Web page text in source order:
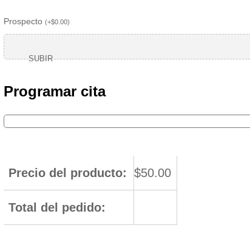
Prospecto (+$0.00)
SUBIR
Programar cita
Precio del producto: $50.00
Total del pedido: